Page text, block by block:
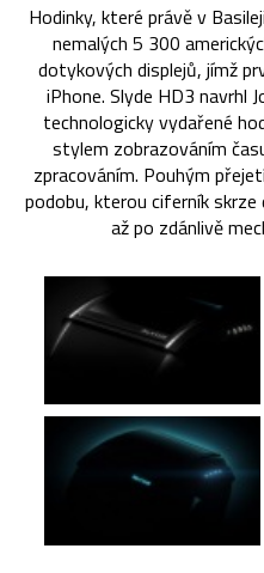
Hodinky, které právě v
nemalých 5 300
dotykových displejů, jímž
iPhone. Slyde HD3 navrhl
technologicky vydařené
stylem zobrazováním
zpracováním. Pouhým
podobu, kterou ciferník skrze
až po zdánlivě